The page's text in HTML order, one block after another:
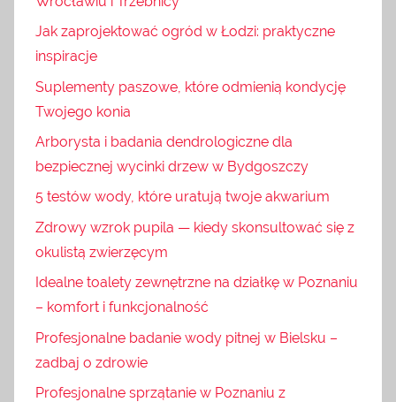
Jak zaprojektować ogród w Łodzi: praktyczne
inspiracje
Suplementy paszowe, które odmienią kondycję
Twojego konia
Arborysta i badania dendrologiczne dla
bezpiecznej wycinki drzew w Bydgoszczy
5 testów wody, które uratują twoje akwarium
Zdrowy wzrok pupila — kiedy skonsultować się z
okulistą zwierzęcym
Idealne toalety zewnętrzne na działkę w Poznaniu
– komfort i funkcjonalność
Profesjonalne badanie wody pitnej w Bielsku –
zadbaj o zdrowie
Profesjonalne sprzątanie w Poznaniu z